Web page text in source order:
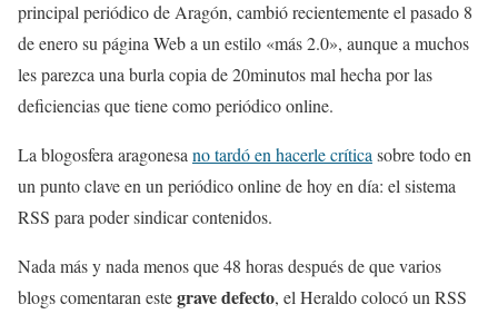
principal periódico de Aragón, cambió recientemente el pasado 8
de enero su página Web a un estilo «más 2.0», aunque a muchos
les parezca una burla copia de 20minutos mal hecha por las
deficiencias que tiene como periódico online.
La blogosfera aragonesa no tardó en hacerle crítica sobre todo en
un punto clave en un periódico online de hoy en día: el sistema
RSS para poder sindicar contenidos.
Nada más y nada menos que 48 horas después de que varios
blogs comentaran estegrave defecto, el Heraldo colocó un RSS